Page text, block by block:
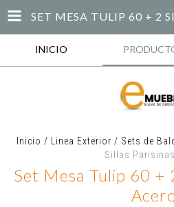
INICIO
Inicio / Linea Exterior / Sets de
Sillas
Set Mesa Tulip 60 +